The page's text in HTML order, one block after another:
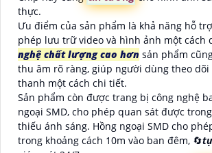
thực.
Ưu điểm của sản phẩm là khả năng hỗ
phép lưu trữ video và hình ảnh một cách
nghệ chất lượng cao hơn sản phẩm
thu âm rõ ràng, giúp người dùng theo dõi
thanh một cách chi tiết.
Sản phẩm còn được trang bị công nghệ
ngoại SMD, cho phép quan sát được
thiếu ánh sáng. Hồng ngoại SMD cho
trong khoảng cách 10m vào ban đêm, 🔄